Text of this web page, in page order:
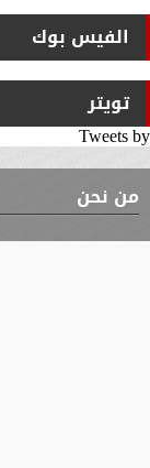
الفيس بوك
تويتر
Tweets by
من نحن